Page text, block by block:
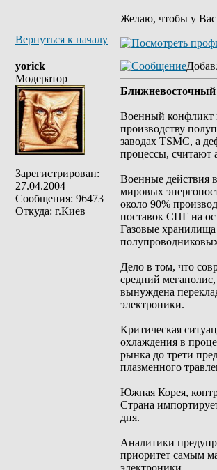
Желаю, чтобы у Вас
Вернуться к началу
yorick
Модератор
Зарегистрирован:
27.04.2004
Сообщения: 96473
Откуда: г.Киев
Военный конфликт
производству
заводах TSMC, а
процессы, считают
Военные действия
мировых
около 90%
поставок СПГ на
Газовые хранилища
Дело в том, что
средний
вынуждена
электроники.
Критическая
охлаждения в
рынка до трети
плазменного
Южная Корея,
Страна
дня.
Аналитики
приоритет самым
электроники.